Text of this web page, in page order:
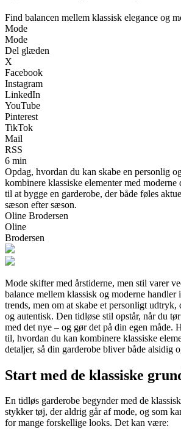
Find balancen mellem klassisk elegance og
Mode
Mode
Del glæden
X
Facebook
Instagram
LinkedIn
YouTube
Pinterest
TikTok
Mail
RSS
6 min
Opdag, hvordan du kan skabe en personlig
kombinere klassiske elementer med moderne
til at bygge en garderobe, der både føles
sæson efter sæson.
Oline Brodersen
Oline
Brodersen
Mode skifter med årstiderne, men stil varer
balance mellem klassisk og moderne
trends, men om at skabe et personligt udtryk,
og autentisk. Den tidløse stil opstår, når du
med det nye – og gør det på din egen måde.
til, hvordan du kan kombinere klassiske
detaljer, så din garderobe bliver både alsidig
Start med de klassiske
En tidløs garderobe begynder med de
stykker tøj, der aldrig går af mode, og som
for mange forskellige looks. Det kan være: